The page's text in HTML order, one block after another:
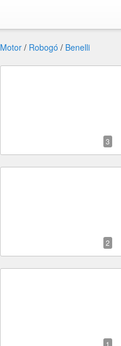
Motor / Robogó / Benelli